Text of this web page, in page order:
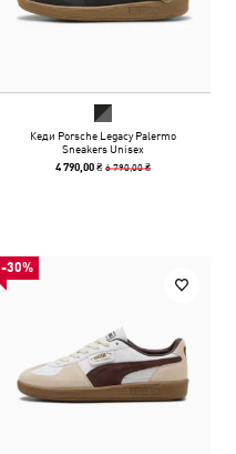
Кеди Porsche Legacy Palermo
Sneakers Unisex
4 790,00 ₴6 790,00 ₴
-30%